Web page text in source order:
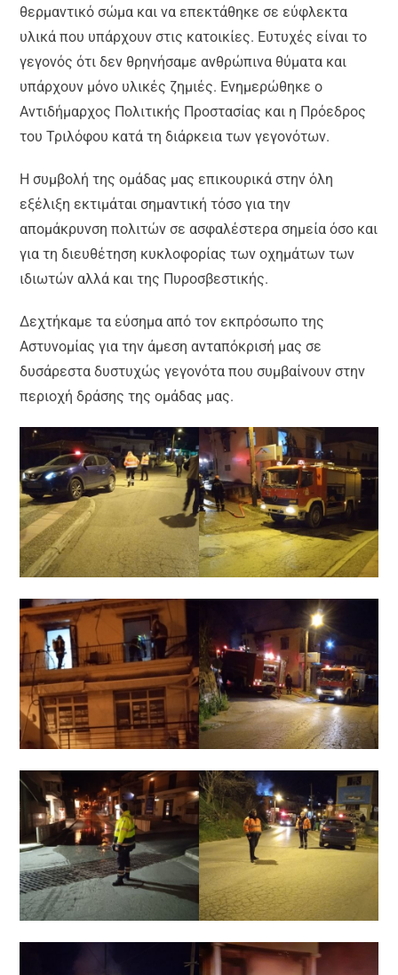
θερμαντικό σώμα και να επεκτάθηκε σε εύφλεκτα
υλικά που υπάρχουν στις κατοικίες. Ευτυχές είναι το
γεγονός ότι δεν θρηνήσαμε ανθρώπινα θύματα και
υπάρχουν μόνο υλικές ζημιές. Ενημερώθηκε ο
Αντιδήμαρχος Πολιτικής Προστασίας και η Πρόεδρος
του Τριλόφου κατά τη διάρκεια των γεγονότων.
Η συμβολή της ομάδας μας επικουρικά στην όλη
εξέλιξη εκτιμάται σημαντική τόσο για την
απομάκρυνση πολιτών σε ασφαλέστερα σημεία όσο και
για τη διευθέτηση κυκλοφορίας των οχημάτων των
ιδιωτών αλλά και της Πυροσβεστικής.
Δεχτήκαμε τα εύσημα από τον εκπρόσωπο της
Αστυνομίας για την άμεση ανταπόκρισή μας σε
δυσάρεστα δυστυχώς γεγονότα που συμβαίνουν στην
περιοχή δράσης της ομάδας μας.